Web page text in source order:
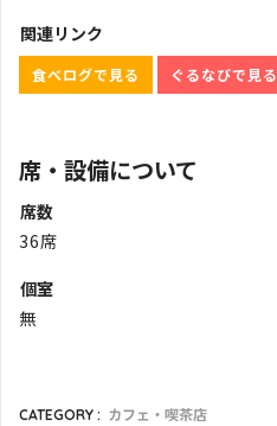
関連リンク
食べログで見る ぐるなびで見る
席・設備について
席数
36席
個室
無
CATEGORY : カフェ・喫茶店